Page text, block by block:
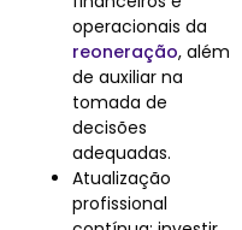
operacionais da
reoneração, além
de auxiliar na
tomada de
decisões
adequadas.
Atualização
profissional